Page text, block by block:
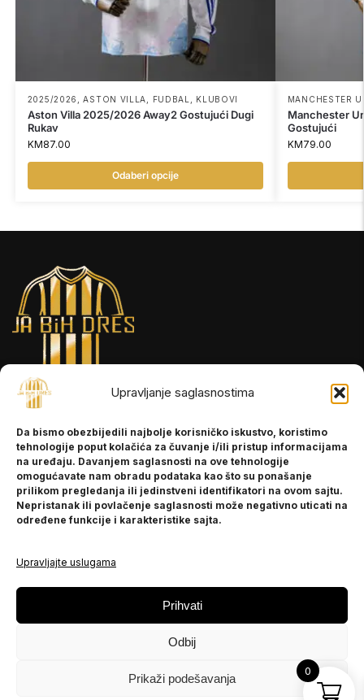
Upravljanje saglasnostima
Da bismo obezbijedili najbolje korisničko iskustvo, koristimo
tehnologije poput kolačića za čuvanje i/ili pristup informacijama
na uređaju. Davanjem saglasnosti na ove tehnologije
omogućavate nam obradu podataka kao što su ponašanje
prilikom pregledanja ili jedinstveni identifikatori na ovom sajtu.
Nepristanak ili povlačenje saglasnosti može negativno uticati na
određene funkcije i karakteristike sajta.
Upravljajte uslugama
Prihvati
Odbij
Prikaži podešavanja
2025/2026 ,ASTON VILLA FUDBAL KLUBOVI
Aston Villa 2025/2026 Away2 Gostujući Dugi
Rukav
KM87.00
Odaberi opcije
MANCHESTER
Manchester
Gostujući
KM79.00
INFORMACIJE
O nama
Kontakt
POMOĆ
Politika privatnosti
PRATITE NAS
Instagram
0